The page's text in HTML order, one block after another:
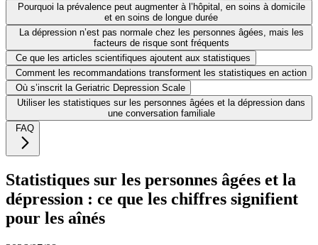
Pourquoi la prévalence peut augmenter à l’hôpital, en soins à domicile
et en soins de longue durée
La dépression n’est pas normale chez les personnes âgées, mais les
facteurs de risque sont fréquents
Ce que les articles scientifiques ajoutent aux statistiques
Comment les recommandations transforment les statistiques en action
Où s’inscrit la Geriatric Depression Scale
Utiliser les statistiques sur les personnes âgées et la dépression dans
une conversation familiale
FAQ
Statistiques sur les personnes âgées et la
dépression : ce que les chiffres signifient
pour les aînés